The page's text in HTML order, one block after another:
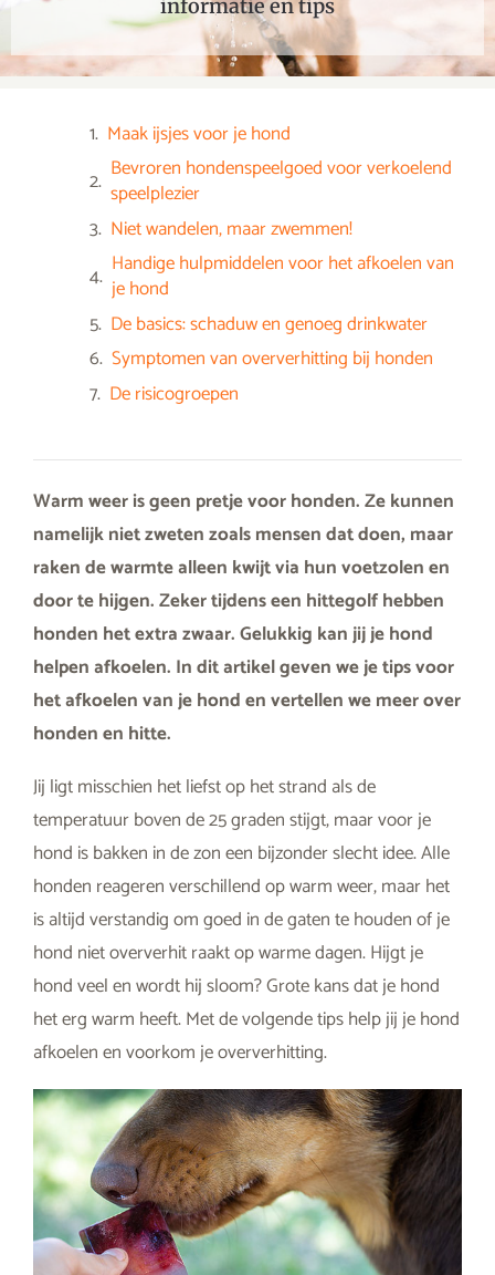
informatie en tips
Maak ijsjes voor je hond
Bevroren hondenspeelgoed voor verkoelend
speelplezier
Niet wandelen, maar zwemmen!
Handige hulpmiddelen voor het afkoelen van
je hond
De basics: schaduw en genoeg drinkwater
Symptomen van oververhitting bij honden
De risicogroepen
Warm weer is geen pretje voor honden. Ze kunnen
namelijk niet zweten zoals mensen dat doen, maar
raken de warmte alleen kwijt via hun voetzolen en
door te hijgen. Zeker tijdens een hittegolf hebben
honden het extra zwaar. Gelukkig kan jij je hond
helpen afkoelen. In dit artikel geven we je tips voor
het afkoelen van je hond en vertellen we meer over
honden en hitte.
Jij ligt misschien het liefst op het strand als de
temperatuur boven de 25 graden stijgt, maar voor je
hond is bakken in de zon een bijzonder slecht idee. Alle
honden reageren verschillend op warm weer, maar het
is altijd verstandig om goed in de gaten te houden of je
hond niet oververhit raakt op warme dagen. Hijgt je
hond veel en wordt hij sloom? Grote kans dat je hond
het erg warm heeft. Met de volgende tips help jij je hond
afkoelen en voorkom je oververhitting.